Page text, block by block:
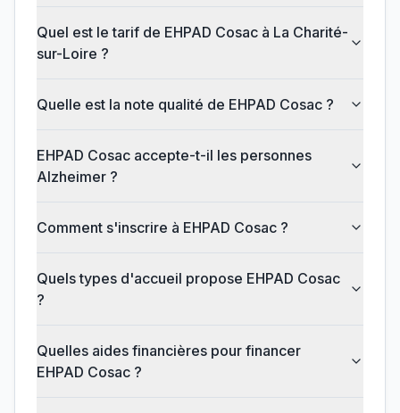
Quel est le tarif de EHPAD Cosac à La Charité-
sur-Loire ?
Quelle est la note qualité de EHPAD Cosac ?
EHPAD Cosac accepte-t-il les personnes
Alzheimer ?
Comment s'inscrire à EHPAD Cosac ?
Quels types d'accueil propose EHPAD Cosac
?
Quelles aides financières pour financer
EHPAD Cosac ?